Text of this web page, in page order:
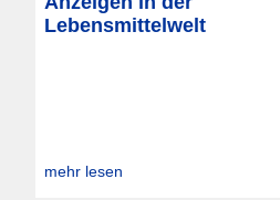
Lebensmittelwelt
mehr lesen